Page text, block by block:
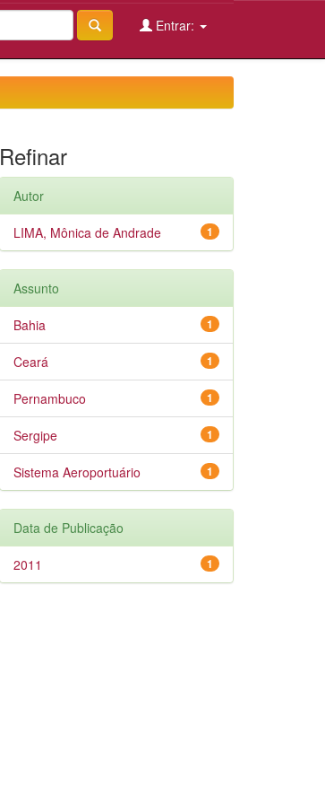
Entrar:
Refinar
Autor
1
LIMA, Mônica de Andrade
Assunto
1
Bahia
1
Ceará
1
Pernambuco
1
Sergipe
1
Sistema Aeroportuário
Data de Publicação
1
2011